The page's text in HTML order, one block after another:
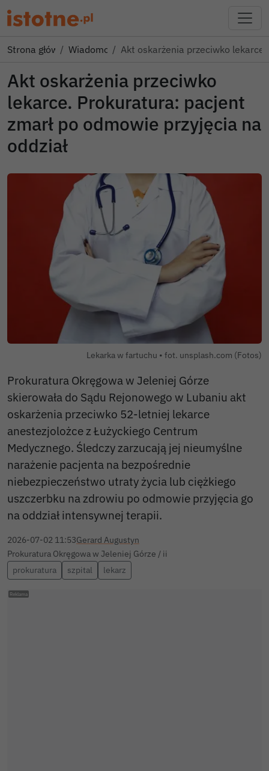
Strona głównaWiadomościAkt oskarżenia przeciwko
Akt oskarżenia przeciwko
lekarce. Prokuratura: pacjent
zmarł po odmowie przyjęcia na
oddział
Lekarka w fartuchu • fot. unsplash.com (Fotos)
Prokuratura Okręgowa w Jeleniej Górze
skierowała do Sądu Rejonowego w Lubaniu akt
oskarżenia przeciwko 52-letniej lekarce
anestezjolożce z Łużyckiego Centrum
Medycznego. Śledczy zarzucają jej nieumyślne
narażenie pacjenta na bezpośrednie
niebezpieczeństwo utraty życia lub ciężkiego
uszczerbku na zdrowiu po odmowie przyjęcia go
na oddział intensywnej terapii.
2026-07-02 11:53Gerard Augustyn
Prokuratura Okręgowa w Jeleniej Górze / ii
prokuratura
szpital lekarz